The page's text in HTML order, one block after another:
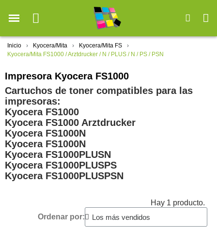
Inicio Kyocera/Mita
Kyocera/Mita FS
Kyocera/Mita FS1000 / Arztdrucker / N / PLUS / N / PS / PSN
Impresora Kyocera FS1000
Cartuchos de toner compatibles para las
impresoras:
Kyocera FS1000
Kyocera FS1000 Arztdrucker
Kyocera FS1000N
Kyocera FS1000N
Kyocera FS1000PLUSN
Kyocera FS1000PLUSPS
Kyocera FS1000PLUSPSN
Hay 1 producto.
Ordenar por: